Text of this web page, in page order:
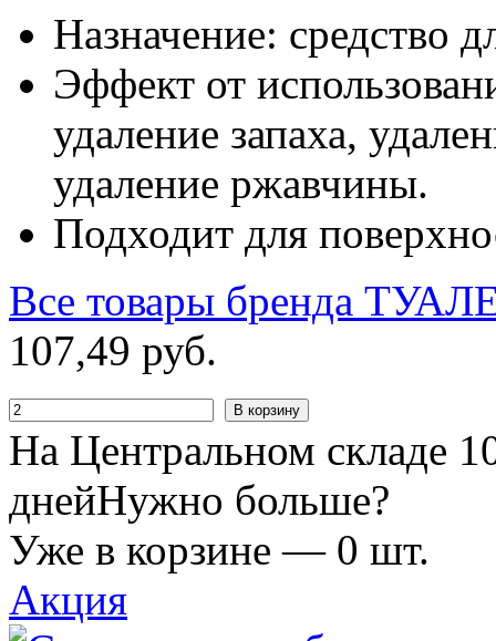
Назначение: средство
Эффект от
удаление запаха,
удаление ржавчины.
Подходит для
Все товары бренда
107,49 руб.
В корзину
На Центральном складе
днейНужно больше?
Уже в корзине — 0 шт.
Акция